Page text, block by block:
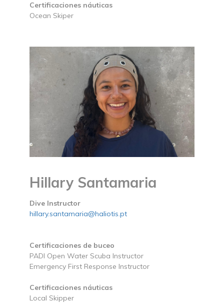
Certificaciones náuticas
Ocean Skiper
Hillary Santamaria
Dive Instructor
hillary.santamaria@haliotis.pt
Certificaciones de buceo
PADI Open Water Scuba Instructor
Emergency First Response Instructor
Certificaciones náuticas
Local Skipper